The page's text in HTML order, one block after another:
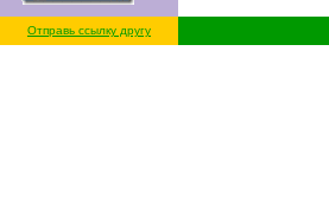
Отправь ссылку другу